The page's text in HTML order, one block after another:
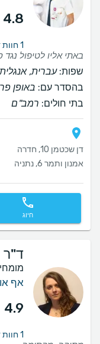
4.8
1 חוות דעת על לשון קשורה
שפות:עברית,
בהסדר עם: באופן
בתי חולים: רמב"ם
דן שכטמן 10, חדרה
אמנון ותמר 6, נתניה
חיוג
ד"ר
אף
4.9
1 חוות דעת על לשון קשורה